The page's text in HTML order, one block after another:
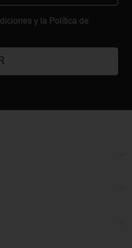
y la Política de